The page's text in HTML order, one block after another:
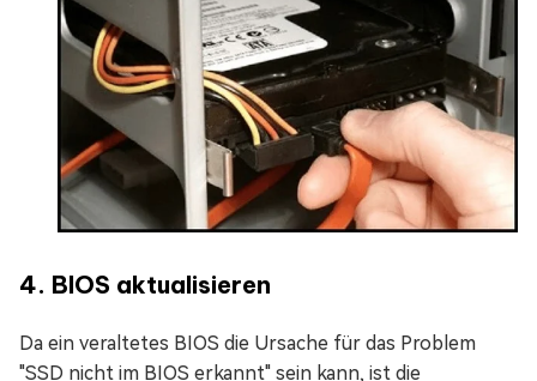
4. BIOS aktualisieren
Da ein veraltetes BIOS die Ursache für das Problem
"SSD nicht im BIOS erkannt" sein kann, ist die